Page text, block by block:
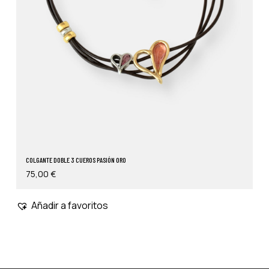
COLGANTE DOBLE 3 CUEROS PASIÓN ORO
75,00 €
Añadir a favoritos